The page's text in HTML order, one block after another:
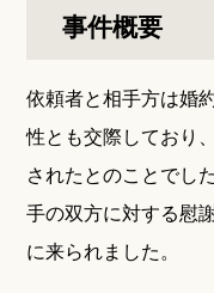
事件概要
依頼者と相手方は婚
性とも交際しており
されたとのことでし
手の双方に対する慰
に来られました。